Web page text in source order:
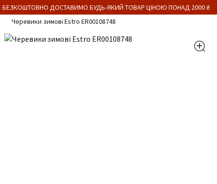
ДОСТАВИМО БУДЬ-ЯКИЙ ТОВАР ЦІНОЮ ПОНАД 2000 ₴
Черевики зимові Estro ER00108748